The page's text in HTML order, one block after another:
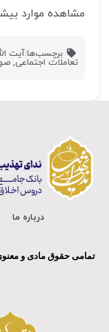
مشاهده موارد
برچسب‌ها:آیت
تعاملات اجتماعی,
درباره ما
تمامی حقوق مادی و